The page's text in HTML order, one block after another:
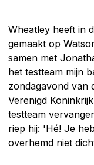
Wheatley heeft in
gemaakt op
samen met
het testteam mijn
zondagavond van
Verenigd
testteam
riep hij: 'Hé! Je
overhemd niet